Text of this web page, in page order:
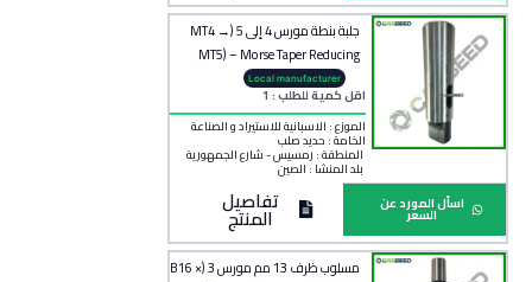
جلبة بنطة مورس 4 إلى 5 (MT4 →
MT5) – Morse Taper Reducing
Sleeve MT4 to MT5
Local manufacturer
اقل كمية للطلب : 1
الموزع : الاسبانية للاستيراد و الصناعة
الخامة : حديد صلب
المنطقة : رمسيس - شارع الجمهورية
بلد المنشأ :الصين
اسأل المورد عن
السعر تفاصيل
المنتج
مسلوب ظرف 13 مم مورس 3 (B16 ×